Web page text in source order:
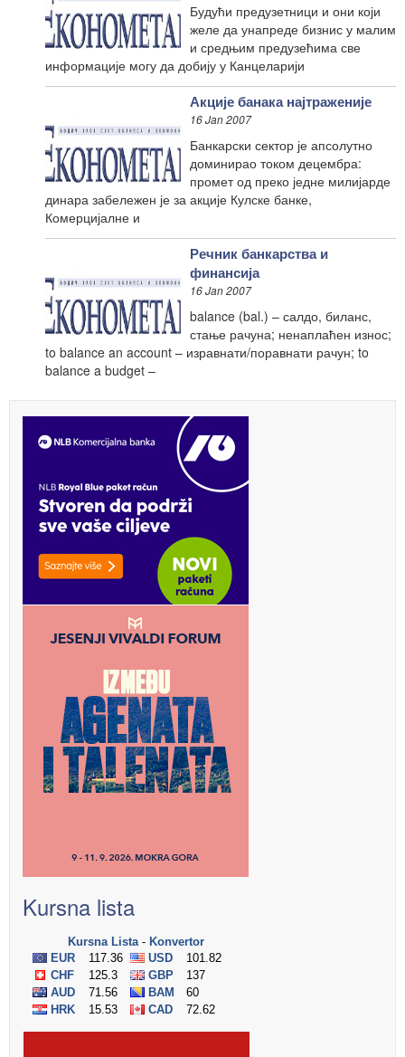
Будући предузетници и они који
желе да унапреде бизнис у малим
и средњим предузећима све
информације могу да добију у Канцеларији
Акције банака најтраженије
16 Jan 2007
Банкарски сектор је апсолутно
доминирао током децембра:
промет од преко једне милијарде
динара забележен је за акције Кулске банке,
Комерцијалне и
Речник банкарства и
финансија
16 Jan 2007
balance (bal.) – салдо, биланс,
стање рачуна; ненаплаћен износ;
to balance an account – изравнати/поравнати рачун; to
balance a budget –
Kursna lista